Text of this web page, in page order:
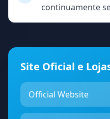
continuamente
Site Oficial e
Official Website